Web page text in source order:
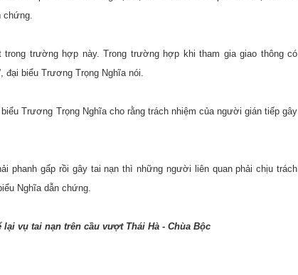
chứng.
trong trường hợp này. Trong trường hợp khi tham gia giao thông có
đại biểu Trương Trọng Nghĩa nói.
Trương Trọng Nghĩa cho rằng trách nhiệm của người gián tiếp gây
phanh gấp rồi gây tai nạn thì những người liên quan phải chịu trách
Nghĩa dẫn chứng.
lại vụ tai nạn trên cầu vượt Thái Hà - Chùa Bộc